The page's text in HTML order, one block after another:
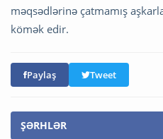
məqsədlərinə çatmamış
kömək edir.
Paylaş Tweet
ŞƏRHLƏR